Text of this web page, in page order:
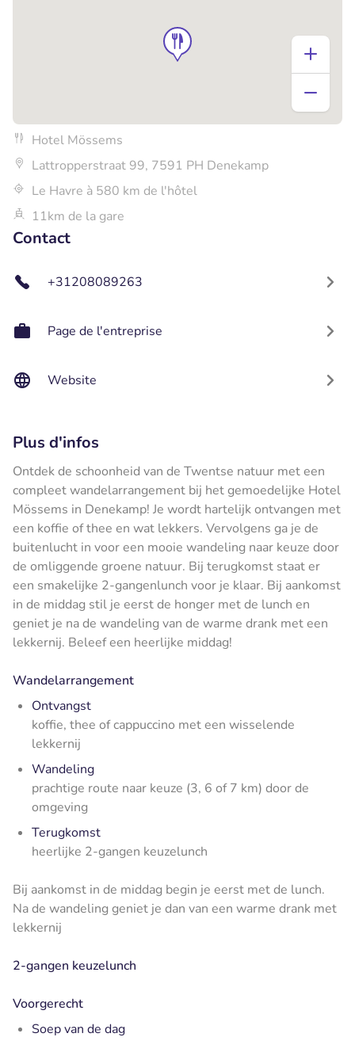
Hotel Mössems
Lattropperstraat 99, 7591 PH Denekamp
Le Havre à 580 km de l'hôtel
11km de la gare
Contact
+31208089263
Page de l'entreprise
Website
Plus d'infos
Ontdek de schoonheid van de Twentse natuur met een
compleet wandelarrangement bij het gemoedelijke Hotel
Mössems in Denekamp! Je wordt hartelijk ontvangen met
een koffie of thee en wat lekkers. Vervolgens ga je de
buitenlucht in voor een mooie wandeling naar keuze door
de omliggende groene natuur. Bij terugkomst staat er
een smakelijke 2-gangenlunch voor je klaar. Bij aankomst
in de middag stil je eerst de honger met de lunch en
geniet je na de wandeling van de warme drank met een
lekkernij. Beleef een heerlijke middag!
Wandelarrangement
Ontvangst
koffie, thee of cappuccino met een wisselende
lekkernij
Wandeling
prachtige route naar keuze (3, 6 of 7 km) door de
omgeving
Terugkomst
heerlijke 2-gangen keuzelunch
Bij aankomst in de middag begin je eerst met de lunch.
Na de wandeling geniet je dan van een warme drank met
lekkernij
2-gangen keuzelunch
Voorgerecht
Soep van de dag